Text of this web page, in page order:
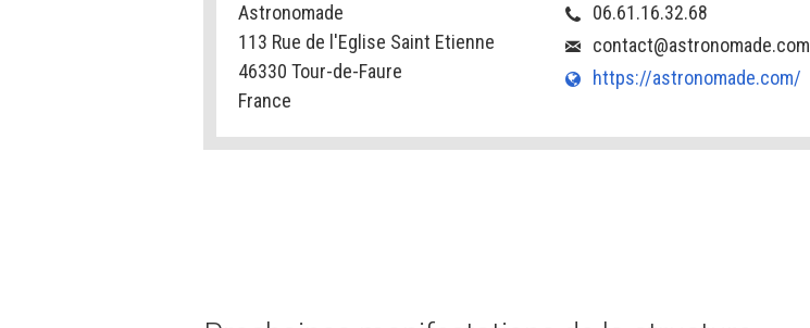
Astronomade
113 Rue de l'Eglise Saint Etienne
46330 Tour-de-Faure
France
06.61.16.32.68
contact@astronomade.com
https://astronomade.com/